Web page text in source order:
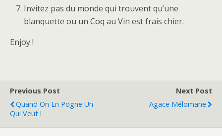
Invitez pas du monde qui trouvent qu’une
blanquette ou un Coq au Vin est frais chier.
Enjoy !
Previous Post
Quand On En Pogne Un
Qui Veut !
Next Post
Agace Mélomane